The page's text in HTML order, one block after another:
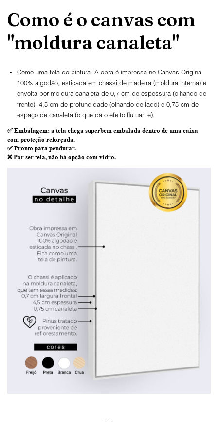
Como é o canvas com
"moldura canaleta"
Como uma tela de pintura. A obra é impressa no Canvas Original
100% algodão, esticada em chassi de madeira (moldura interna) e
envolta por moldura canaleta de 0,7 cm de espessura (olhando de
frente), 4,5 cm de profundidade (olhando de lado) e 0,75 cm de
espaço de canaleta (o que dá o efeito flutuante).
✅ Embalagem: a tela chega superbem embalada dentro de uma caixa
com proteção reforçada.
✅ Pronto para pendurar.
❌ Por ser tela, não há opção com vidro.